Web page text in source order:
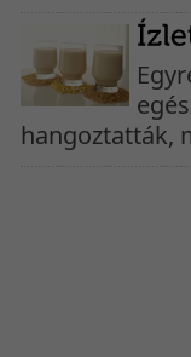
hangoztatták,